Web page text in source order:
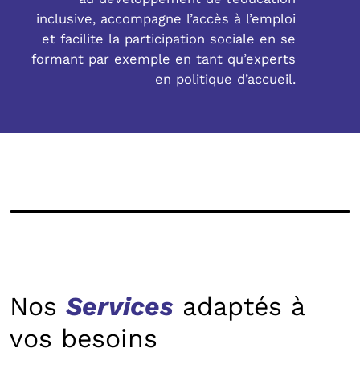
inclusive, accompagne l’accès à l’emploi
et facilite la participation sociale en se
formant par exemple en tant qu’experts
en politique d’accueil.
Nos Services adaptés à
vos besoins